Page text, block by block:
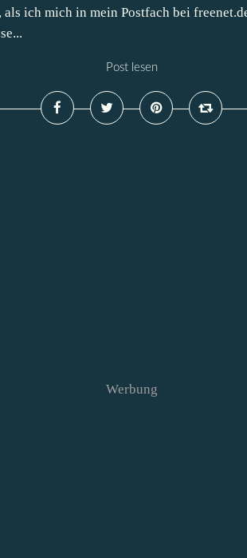
ich mich in mein Postfach bei
Post lesen
Werbung